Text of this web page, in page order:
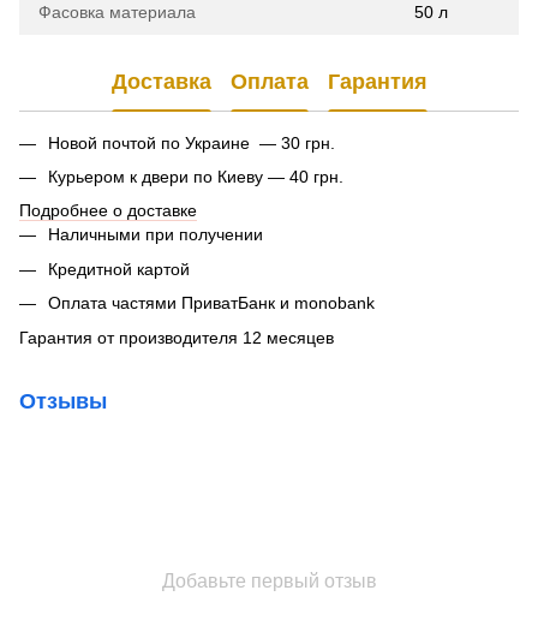
Фасовка материала 50 л
Доставка Оплата Гарантия
Новой почтой по Украине — 30 грн.
Курьером к двери по Киеву — 40 грн.
Подробнее о доставке
Наличными при получении
Кредитной картой
Оплата частями ПриватБанк и monobank
Гарантия от производителя 12 месяцев
Отзывы
Добавьте первый отзыв